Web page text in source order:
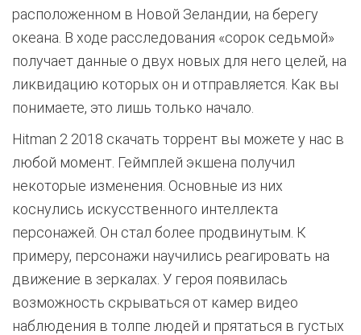
расположенном в Новой Зеландии, на берегу
океана. В ходе расследования «сорок седьмой»
получает данные о двух новых для него целей, на
ликвидацию которых он и отправляется. Как вы
понимаете, это лишь только начало.
Hitman 2 2018 скачать торрент вы можете у нас в
любой момент. Геймплей экшена получил
некоторые изменения. Основные из них
коснулись искусственного интеллекта
персонажей. Он стал более продвинутым. К
примеру, персонажи научились реагировать на
движение в зеркалах. У героя появилась
возможность скрываться от камер видео
наблюдения в толпе людей и прятаться в густых